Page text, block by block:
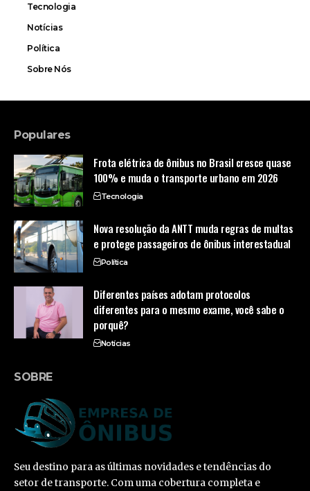
Tecnologia
Notícias
Política
Sobre Nós
Populares
Frota elétrica de ônibus no Brasil cresce quase
100% e muda o transporte urbano em 2026
Tecnologia
Nova resolução da ANTT muda regras de multas
e protege passageiros de ônibus interestadual
Política
Diferentes países adotam protocolos
diferentes para o mesmo exame, você sabe o
porquê?
Notícias
SOBRE
Seu destino para as últimas novidades e tendências do
setor de transporte. Com uma cobertura completa e